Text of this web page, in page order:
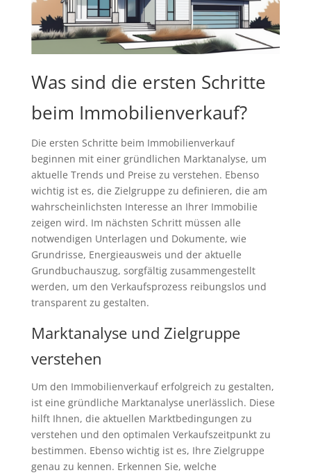
Was sind die ersten Schritte
beim Immobilienverkauf?
Die ersten Schritte beim Immobilienverkauf
beginnen mit einer gründlichen Marktanalyse, um
aktuelle Trends und Preise zu verstehen. Ebenso
wichtig ist es, die Zielgruppe zu definieren, die am
wahrscheinlichsten Interesse an Ihrer Immobilie
zeigen wird. Im nächsten Schritt müssen alle
notwendigen Unterlagen und Dokumente, wie
Grundrisse, Energieausweis und der aktuelle
Grundbuchauszug, sorgfältig zusammengestellt
werden, um den Verkaufsprozess reibungslos und
transparent zu gestalten.
Marktanalyse und Zielgruppe
verstehen
Um den Immobilienverkauf erfolgreich zu gestalten,
ist eine gründliche Marktanalyse unerlässlich. Diese
hilft Ihnen, die aktuellen Marktbedingungen zu
verstehen und den optimalen Verkaufszeitpunkt zu
bestimmen. Ebenso wichtig ist es, Ihre Zielgruppe
genau zu kennen. Erkennen Sie, welche